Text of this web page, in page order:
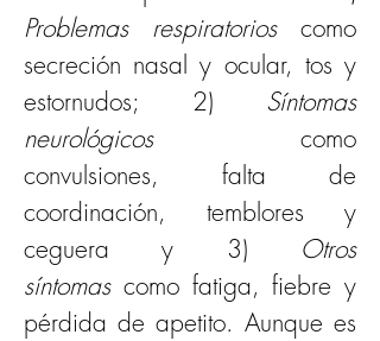
Problemas respiratorios como
secreción nasal y ocular, tos y
estornudos; 2) Síntomas
neurológicos como
convulsiones, falta de
coordinación, temblores y
ceguera y 3) Otros
síntomas como fatiga, fiebre y
pérdida de apetito. Aunque es